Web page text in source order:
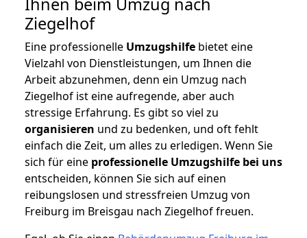
Ziegelhof
Eine professionelle Umzugshilfe bietet eine
Vielzahl von Dienstleistungen, um Ihnen die
Arbeit abzunehmen, denn ein Umzug nach
Ziegelhof ist eine aufregende, aber auch
stressige Erfahrung. Es gibt so viel zu
organisieren und zu bedenken, und oft fehlt
einfach die Zeit, um alles zu erledigen. Wenn Sie
sich für eine professionelle Umzugshilfe bei uns
entscheiden, können Sie sich auf einen
reibungslosen und stressfreien Umzug von
Freiburg im Breisgau nach Ziegelhof freuen.